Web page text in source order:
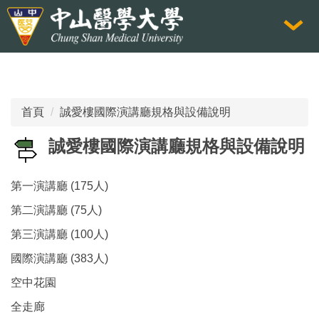
跳
到
首頁 誠愛樓國際演講廳規格與設備說明
誠愛樓國際演講廳規格與設備說明
第一演講廳 (175人)
第二演講廳 (75人)
第三演講廳 (100人)
國際演講廳 (383人)
空中花園
全走廊